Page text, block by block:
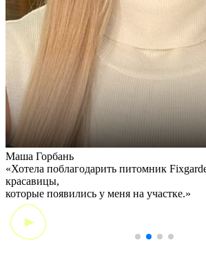
Маша Горбань
«Хотела поблагодарить питомник
красавицы,
которые появились у меня на участке.»